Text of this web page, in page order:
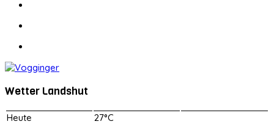
Wetter Landshut
Heute
27°C